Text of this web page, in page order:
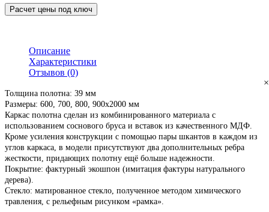
Расчет цены под ключ
Описание
Характеристики
Отзывов (0)
Толщина полотна: 39 мм
Размеры: 600, 700, 800, 900х2000 мм
Каркас полотна сделан из комбинированного материала с
использованием соснового бруса и вставок из качественного МДФ.
Кроме усиления конструкции с помощью пары шкантов в каждом из
углов каркаса, в модели присутствуют два дополнительных ребра
жесткости, придающих полотну ещё больше надежности.
Покрытие: фактурный экошпон (имитация фактуры натурального
дерева).
Стекло: матированное стекло, полученное методом химического
травления, с рельефным рисунком «рамка».
×